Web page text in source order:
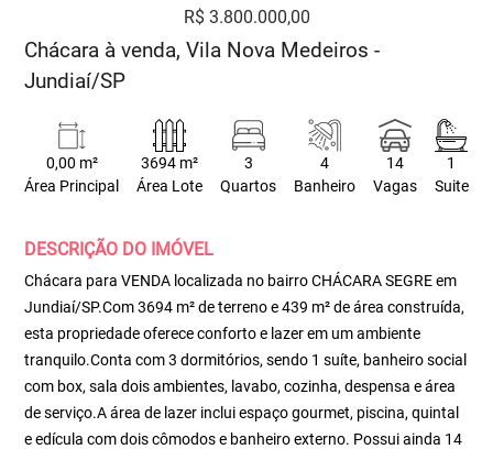
R$ 3.800.000,00
Chácara à venda, Vila Nova Medeiros -
Jundiaí/SP
0,00 m²
Área Principal
3694 m²
Área Lote
3
Quartos
4
Banheiro
14
Vagas
1
Suite
DESCRIÇÃO DO IMÓVEL
Chácara para VENDA localizada no bairro CHÁCARA SEGRE em
Jundiaí/SP.Com 3694 m² de terreno e 439 m² de área construída,
esta propriedade oferece conforto e lazer em um ambiente
tranquilo.Conta com 3 dormitórios, sendo 1 suíte, banheiro social
com box, sala dois ambientes, lavabo, cozinha, despensa e área
de serviço.A área de lazer inclui espaço gourmet, piscina, quintal
e edícula com dois cômodos e banheiro externo. Possui ainda 14